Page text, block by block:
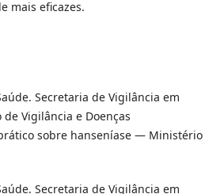
mais eficazes.
Secretaria de Vigilância em
Vigilância e Doenças
sobre hanseníase — Ministério
Secretaria de Vigilância em